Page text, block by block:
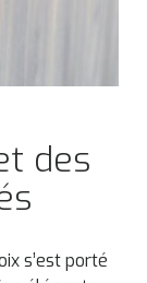
des
s’est porté